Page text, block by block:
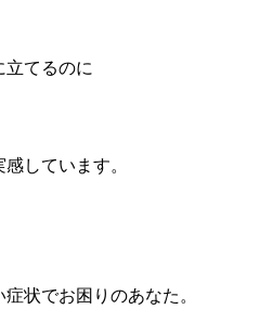
立てるのに
しています。
状でお困りのあなた。